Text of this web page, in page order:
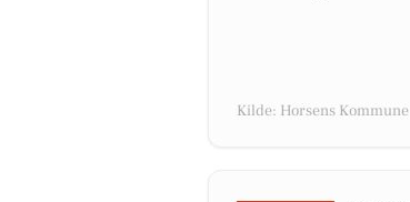
Kilde: Horsens Kommune